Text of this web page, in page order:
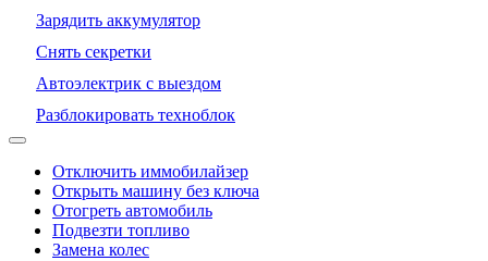
Зарядить аккумулятор
Снять секретки
Автоэлектрик с выездом
Разблокировать техноблок
Отключить иммобилайзер
Открыть машину без ключа
Отогреть автомобиль
Подвезти топливо
Замена колес